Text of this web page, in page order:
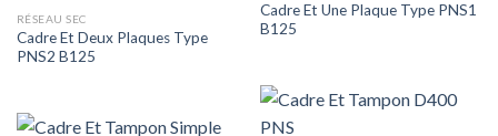
Cadre Et Une Plaque Type PNS1
B125
RÉSEAU SEC
Cadre Et Deux Plaques Type
PNS2 B125